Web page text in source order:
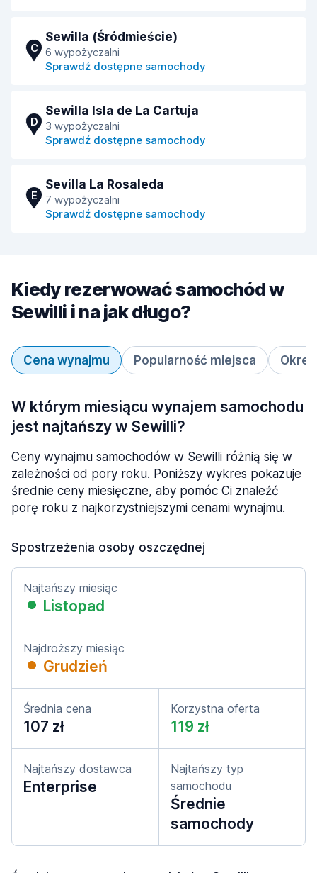
C
Sewilla (Śródmieście)
6 wypożyczalni
Sprawdź dostępne samochody
D
Sewilla Isla de La Cartuja
3 wypożyczalni
Sprawdź dostępne samochody
E
Sevilla La Rosaleda
7 wypożyczalni
Sprawdź dostępne samochody
Kiedy rezerwować samochód w
Sewilli i na jak długo?
Cena wynajmu Popularność miejsca
W którym miesiącu wynajem samochodu
jest najtańszy w Sewilli?
Ceny wynajmu samochodów w Sewilli różnią się w
zależności od pory roku. Poniższy wykres pokazuje
średnie ceny miesięczne, aby pomóc Ci znaleźć
porę roku z najkorzystniejszymi cenami wynajmu.
Spostrzeżenia osoby oszczędnej
Najtańszy miesiąc
Listopad
Najdroższy miesiąc
Grudzień
Średnia cena
107 zł
Korzystna oferta
119 zł
Najtańszy dostawca
Enterprise
Najtańszy typ
samochodu
Średnie
samochody